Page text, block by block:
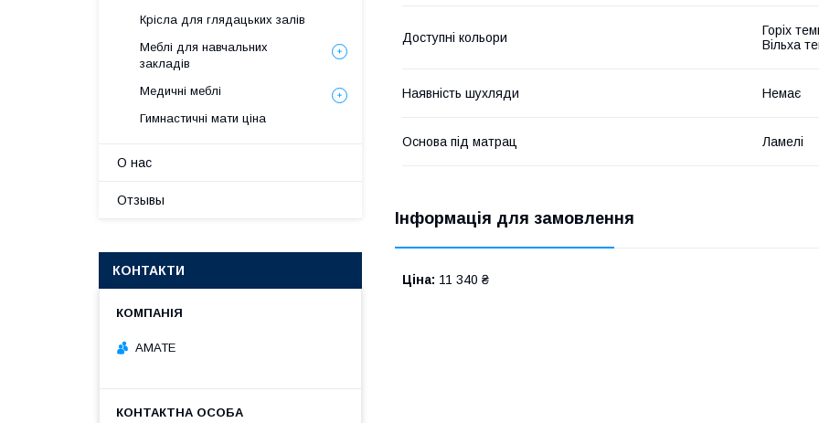
Доступні кольори
Горіх
Вільха
Наявність шухляди Немає
Основа під матрац Ламелі
Інформація для замовлення
Ціна: 11 340 ₴
Крісла для глядацьких залів
Меблі для навчальних
закладів
Медичні меблі
Гимнастичні мати ціна
О нас
Отзывы
КОНТАКТИ
АМАТЕ